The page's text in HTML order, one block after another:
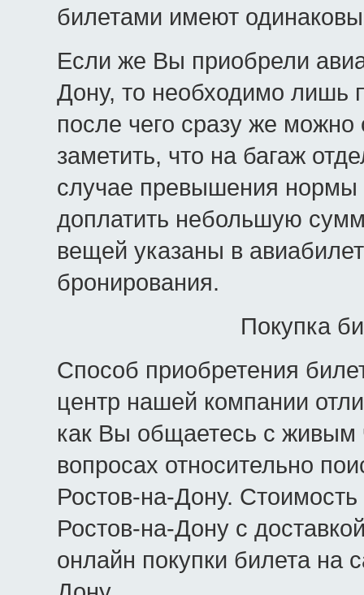
билетами имеют
Если же Вы приобрели
Дону, то необходимо лишь
после чего сразу же можно
заметить, что на багаж
случае превышения нормы
доплатить небольшую
вещей указаны в
бронирования.
Покупка
Способ приобретения
центр нашей компании
как Вы общаетесь с
вопросах относительно
Ростов-на-Дону.
Ростов-на-Дону с
онлайн покупки билета на